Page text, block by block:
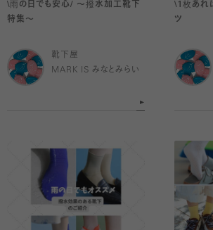
\雨の日でも安心/ 〜撥水加工靴下
特集〜
靴下屋
MARK IS みなとみらい
\1枚あれ
ツ